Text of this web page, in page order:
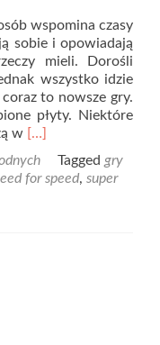
wspomina czasy
sobie i opowiadają
mieli. Dorośli
wszystko idzie
to nowsze gry.
płyty. Niektóre
w Read
about
Gry
[…]
Tagged gry
for speed, super